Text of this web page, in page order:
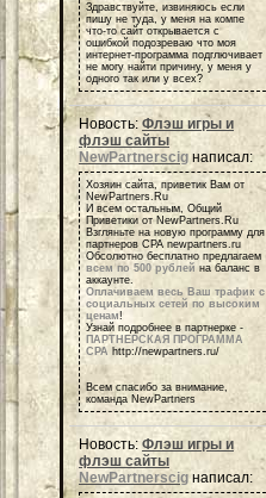
Здравствуйте, извиняюсь если
пишу не туда, у меня на компе
что-то сайт открывается с
ошибкой подозреваю что моя
интернет-программа подглючивает
не могу найти причину, у меня у
одного так или у всех?
Новость: Флэш игры и
флэш сайты
NewPartnerscig написал:
Хозяин сайта, приветик Вам от
NewPartners.Ru
И всем остальным, Общий
Приветики от NewPartners.Ru
Взгляньте на новую программу для
партнеров СРА newpartners.ru
Обсолютно бесплатно предлагаем
всем по 500 рублей на баланс в
аккаунте.
Оплачиваем весь Ваш трафик с
социальных сетей по высоким
ценам!
Узнай подробнее в партнерке -
ПАРТНЕРСКАЯ ПРОГРАММА
СРА http://newpartners.ru/
Всем спасибо за внимание,
команда NewPartners
Новость: Флэш игры и
флэш сайты
NewPartnerscigнаписал: